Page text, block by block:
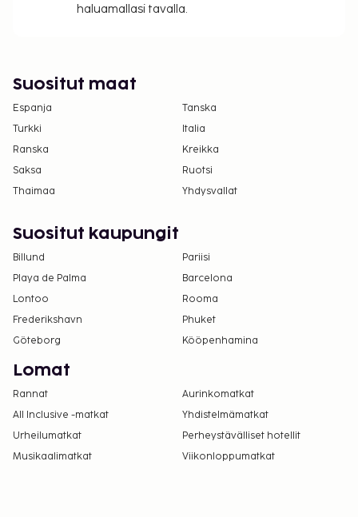
haluamallasi tavalla.
Suositut maat
Espanja
Tanska
Turkki
Italia
Ranska
Kreikka
Saksa
Ruotsi
Thaimaa
Yhdysvallat
Suositut kaupungit
Billund
Pariisi
Playa de Palma
Barcelona
Lontoo
Rooma
Frederikshavn
Phuket
Göteborg
Kööpenhamina
Lomat
Rannat
Aurinkomatkat
All Inclusive -matkat
Yhdistelmämatkat
Urheilumatkat
Perheystävälliset hotellit
Musikaalimatkat
Viikonloppumatkat